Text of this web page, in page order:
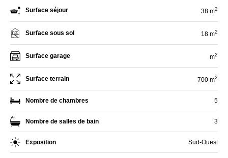
Surface séjour 38 m2
Surface sous sol 18 m2
Surface garage m2
Surface terrain 700 m2
Nombre de chambres 5
Nombre de salles de bain 3
Exposition Sud-Ouest